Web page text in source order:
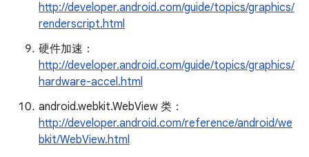
http://developer.android.com/guide/topics/graphics/
renderscript.html
硬件加速：
http://developer.android.com/guide/topics/graphics/
hardware-accel.html
android.webkit.WebView 类：
http://developer.android.com/reference/android/we
bkit/WebView.html